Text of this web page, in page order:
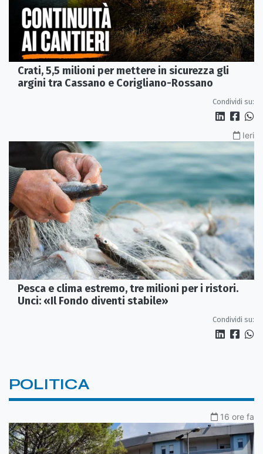
Crati, 5,5 milioni per mettere in sicurezza gli
argini tra Cassano e Corigliano-Rossano
Condividi su:
Ieri
Pesca e clima estremo, tre milioni per i ristori.
Unci: «Il Fondo diventi stabile»
Condividi su:
POLITICA
16 ore fa